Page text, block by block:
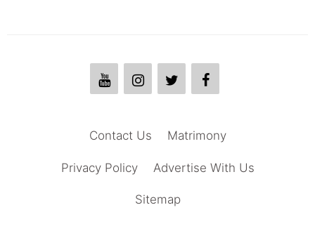
Matrimony
Contact Us
Advertise With Us
Privacy Policy
Sitemap